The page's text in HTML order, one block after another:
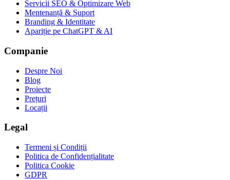
Servicii SEO & Optimizare Web
Mentenanță & Suport
Branding & Identitate
Apariție pe ChatGPT & AI
Companie
Despre Noi
Blog
Proiecte
Prețuri
Locații
Legal
Termeni și Condiții
Politica de Confidențialitate
Politica Cookie
GDPR